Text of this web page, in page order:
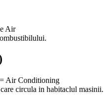
Air
Air Conditioning
circula in habitaclul masinii.